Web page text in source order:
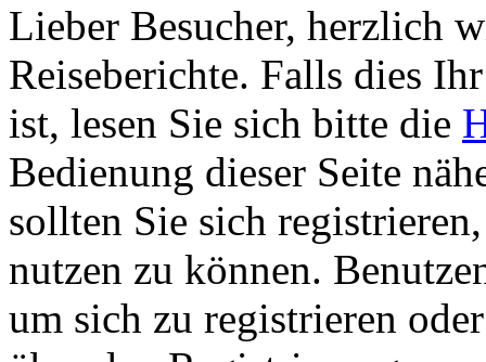
Lieber Besucher, herzlich
Reiseberichte. Falls dies
ist, lesen Sie sich bitte die
Bedienung dieser Seite
sollten Sie sich
nutzen zu können.
um sich zu registrieren